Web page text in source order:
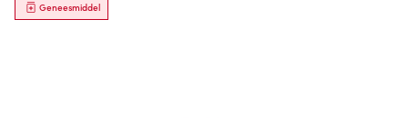
Geneesmiddel